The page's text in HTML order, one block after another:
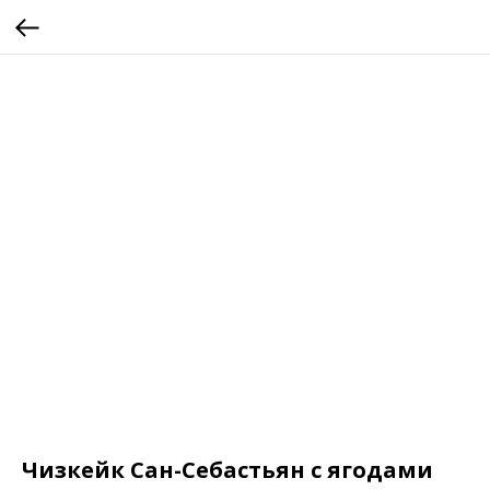
Чизкейк Сан-Себастьян с ягодами